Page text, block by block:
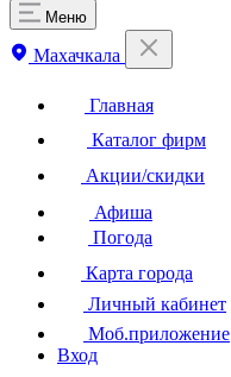
Меню
Махачкала
Главная
Каталог фирм
Акции/скидки
Афиша
Погода
Карта города
Личный кабинет
Моб.приложение
Вход